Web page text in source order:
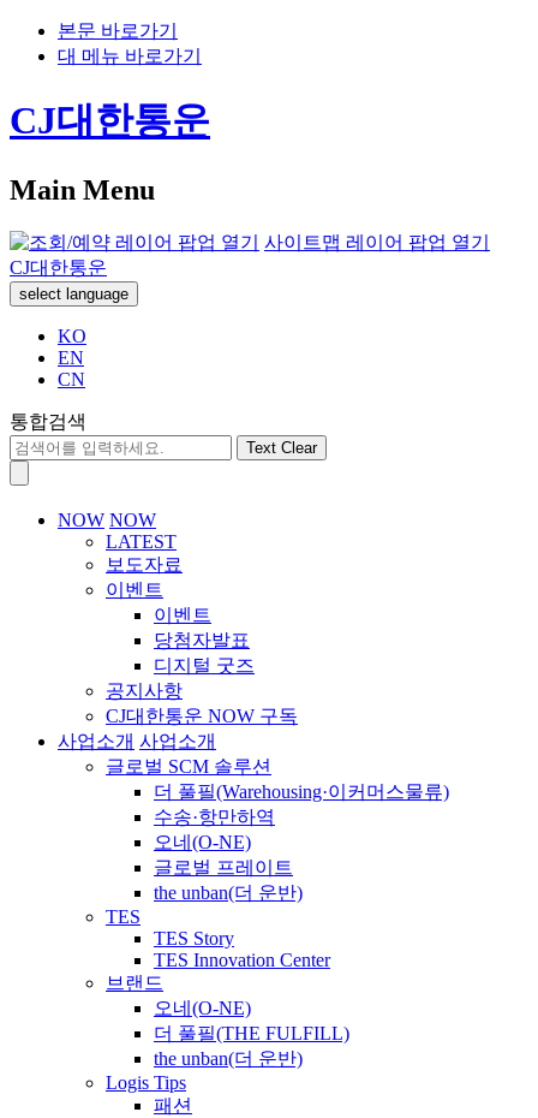
본문 바로가기
대 메뉴 바로가기
CJ대한통운
Main Menu
사이트맵 레이어 팝업 열기
CJ대한통운
select language
KO
EN
CN
통합검색
Text Clear
NOW NOW
LATEST
보도자료
이벤트
이벤트
당첨자발표
디지털 굿즈
공지사항
CJ대한통운 NOW 구독
사업소개 사업소개
글로벌 SCM 솔루션
더 풀필(Warehousing·이커머스물류)
수송·항만하역
오네(O-NE)
글로벌 프레이트
the unban(더 운반)
TES
TES Story
TES Innovation Center
브랜드
오네(O-NE)
더 풀필(THE FULFILL)
the unban(더 운반)
Logis Tips
패션